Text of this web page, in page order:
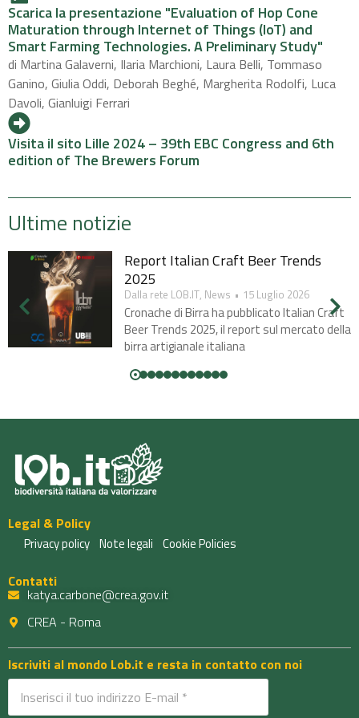
Scarica la presentazione "Evaluation of Hop Cone
Maturation through Internet of Things (IoT) and
Smart Farming Technologies. A Preliminary Study"
di Martina Galaverni, Ilaria Marchioni, Laura Belli, Tommaso
Ganino, Giulia Oddi, Deborah Beghé, Margherita Rodolfi, Luca
Davoli, Gianluigi Ferrari
Visita il sito Lille 2024 – 39th EBC Congress and 6th
edition of The Brewers Forum
Ultime notizie
Report Italian Craft Beer Trends
2025​
Dalla rete LOB.IT, News 15 Luglio 2026
Cronache di Birra ha pubblicato Italian Craft
Beer Trends 2025, il report sul mercato della
birra artigianale italiana
Legal & Policy
Privacy policy Note legali Cookie Policies
Contatti
katya.carbone@crea.gov.it
CREA - Roma
Iscriviti al mondo Lob.it e resta in contatto con noi